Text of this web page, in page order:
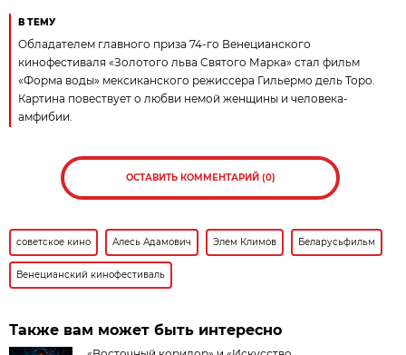
В ТЕМУ
Обладателем главного приза 74-го Венецианского
кинофестиваля «Золотого льва Святого Марка» стал фильм
«Форма воды» мексиканского режиссера Гильермо дель Торо.
Картина повествует о любви немой женщины и человека-
амфибии.
ОСТАВИТЬ КОММЕНТАРИЙ (0)
советское кино Алесь Адамович Элем Климов Беларусьфильм
Венецианский кинофестиваль
Также вам может быть интересно